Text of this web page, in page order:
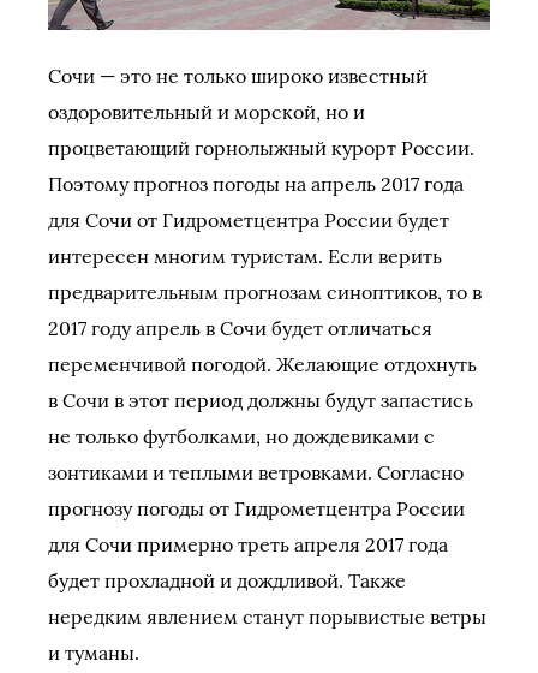
Сочи — это не только широко известный
оздоровительный и морской, но и
процветающий горнолыжный курорт России.
Поэтому прогноз погоды на апрель 2017 года
для Сочи от Гидрометцентра России будет
интересен многим туристам. Если верить
предварительным прогнозам синоптиков, то в
2017 году апрель в Сочи будет отличаться
переменчивой погодой. Желающие отдохнуть
в Сочи в этот период должны будут запастись
не только футболками, но дождевиками с
зонтиками и теплыми ветровками. Согласно
прогнозу погоды от Гидрометцентра России
для Сочи примерно треть апреля 2017 года
будет прохладной и дождливой. Также
нередким явлением станут порывистые ветры
и туманы.